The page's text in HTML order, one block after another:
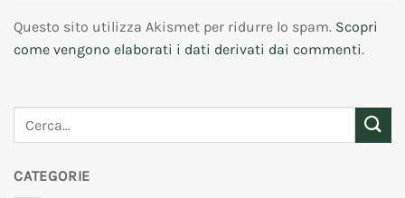
Questo sito utilizza Akismet per ridurre lo spam. Scopri
come vengono elaborati i dati derivati dai commenti.
CATEGORIE